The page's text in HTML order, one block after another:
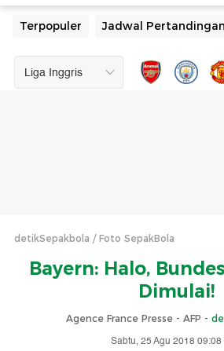
Terpopuler Jadwal Pertandingan
detikSepakbola Foto SepakBola
Bayern: Halo,
Dimulai!
Agence France Presse - AFP -
Sabtu, 25 Agu 2018 09:08